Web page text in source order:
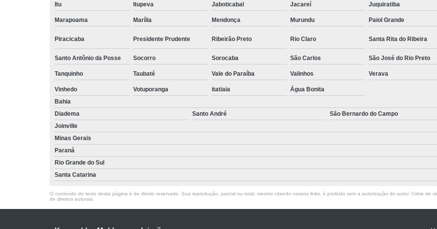
Itu Itupeva Jaboticabal Jacareí Juquiratiba
Marapoama Marília Mendonça Murundu Paiol Grande
Piracicaba Presidente Prudente Ribeirão Preto Rio Claro Santa Rita do Ribeira
Santo Antônio da Posse Socorro Sorocaba São Carlos São José do Rio Preto
Tanquinho Taubaté Vale do Paraíba Valinhos Verava
Vinhedo Votuporanga itatiaia
Água Bonita
Bahia
Diadema
Santo André São Bernardo do Campo
Joinville
Minas Gerais
Paraná
Rio Grande do Sul
Santa Catarina
O conteúdo do texto desta página é de direito reservado. Sua reprodução, parcial ou total, mesmo citando nossos links, é proibida sem a autorização do autor. Crime de
de direitos autorais